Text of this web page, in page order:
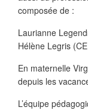
composée de :
Laurianne
Hélène Legris
En maternelle
depuis les
L’équipe